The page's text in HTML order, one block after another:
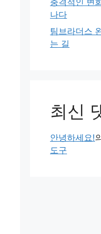
나다
팀브라더스
는 길
최신
안녕하세요!
도구